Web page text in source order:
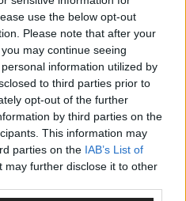
use the below opt-out
Please note that after your
may continue seeing
information utilized by
to third parties prior to
opt-out of the further
by third parties on the
This information may
parties on the IAB’s List of
may further disclose it to other
Kommentare via E-
Beiträge via E-Mail.